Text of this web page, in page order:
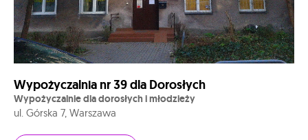
Wypożyczalnia nr 39 dla Dorosłych
Wypożyczalnie dla dorosłych i młodzieży
ul. Górska 7, Warszawa